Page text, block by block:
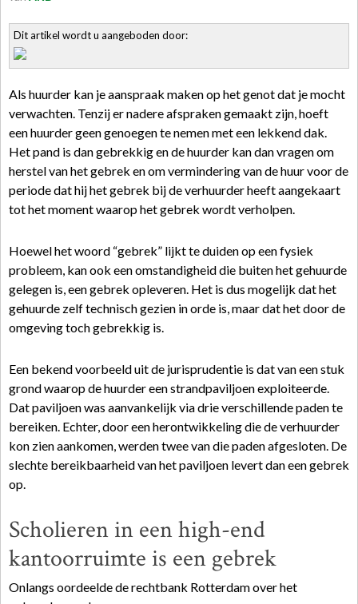
Dit artikel wordt u aangeboden door:
Als huurder kan je aanspraak maken op het genot dat je mocht
verwachten. Tenzij er nadere afspraken gemaakt zijn, hoeft
een huurder geen genoegen te nemen met een lekkend dak.
Het pand is dan gebrekkig en de huurder kan dan vragen om
herstel van het gebrek en om vermindering van de huur voor de
periode dat hij het gebrek bij de verhuurder heeft aangekaart
tot het moment waarop het gebrek wordt verholpen.
Hoewel het woord “gebrek” lijkt te duiden op een fysiek
probleem, kan ook een omstandigheid die buiten het gehuurde
gelegen is, een gebrek opleveren. Het is dus mogelijk dat het
gehuurde zelf technisch gezien in orde is, maar dat het door de
omgeving toch gebrekkig is.
Een bekend voorbeeld uit de jurisprudentie is dat van een stuk
grond waarop de huurder een strandpaviljoen exploiteerde.
Dat paviljoen was aanvankelijk via drie verschillende paden te
bereiken. Echter, door een herontwikkeling die de verhuurder
kon zien aankomen, werden twee van die paden afgesloten. De
slechte bereikbaarheid van het paviljoen levert dan een gebrek
op.
Scholieren in een high-end
kantoorruimte is een gebrek
Onlangs oordeelde de rechtbank Rotterdam over het